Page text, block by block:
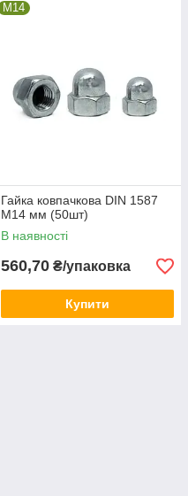
М14
Гайка ковпачкова DIN 1587
М14 мм (50шт)
В наявності
560,70 ₴/упаковка
Купити